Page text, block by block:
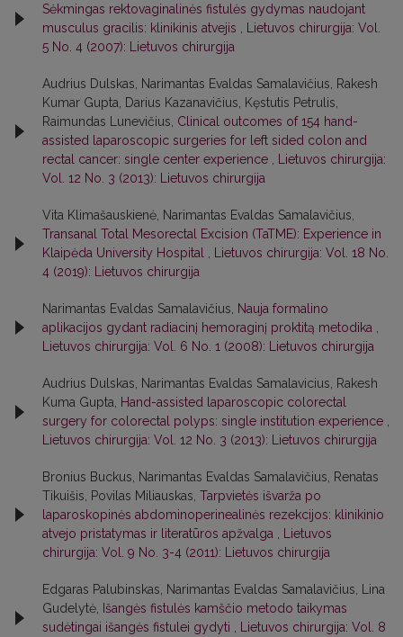
Sėkmingas rektovaginalinės fistulės gydymas naudojant
musculus gracilis: klinikinis atvejis
Lietuvos chirurgija: Vol.
5 No. 4 (2007): Lietuvos chirurgija
Audrius Dulskas, Narimantas Evaldas Samalavičius, Rakesh
Kumar Gupta, Darius Kazanavičius, Kęstutis Petrulis,
Raimundas Lunevičius, Clinical outcomes of 154 hand-
assisted laparoscopic surgeries for left sided colon and
rectal cancer: single center experience
Lietuvos chirurgija:
Vol. 12 No. 3 (2013): Lietuvos chirurgija
Vita Klimašauskienė, Narimantas Evaldas Samalavičius,
Transanal Total Mesorectal Excision (TaTME): Experience in
Klaipėda University Hospital
Lietuvos chirurgija: Vol. 18 No.
4 (2019): Lietuvos chirurgija
Narimantas Evaldas Samalavičius,
Nauja formalino
aplikacijos gydant radiacinį hemoraginį proktitą metodika
Lietuvos chirurgija: Vol. 6 No. 1 (2008): Lietuvos chirurgija
Audrius Dulskas, Narimantas Evaldas Samalavicius, Rakesh
Kuma Gupta,
Hand-assisted laparoscopic colorectal
surgery for colorectal polyps: single institution experience
Lietuvos chirurgija: Vol. 12 No. 3 (2013): Lietuvos chirurgija
Bronius Buckus, Narimantas Evaldas Samalavičius, Renatas
Tikuišis, Povilas Miliauskas, Tarpvietės išvarža po
laparoskopinės abdominoperinealinės rezekcijos: klinikinio
atvejo pristatymas ir literatūros apžvalga
Lietuvos
chirurgija: Vol. 9 No. 3-4 (2011): Lietuvos chirurgija
Edgaras Palubinskas, Narimantas Evaldas Samalavičius, Lina
Gudelytė,
Išangės fistulės kamščio metodo taikymas
sudėtingai išangės fistulei gydyti
Lietuvos chirurgija: Vol. 8